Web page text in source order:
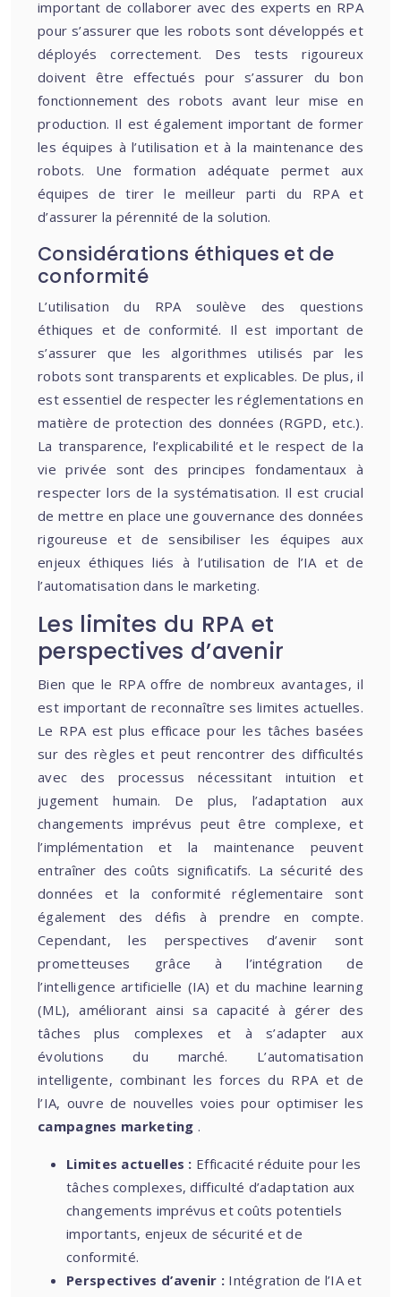
important de collaborer avec des experts en RPA
pour s’assurer que les robots sont développés et
déployés correctement. Des tests rigoureux
doivent être effectués pour s’assurer du bon
fonctionnement des robots avant leur mise en
production. Il est également important de former
les équipes à l’utilisation et à la maintenance des
robots. Une formation adéquate permet aux
équipes de tirer le meilleur parti du RPA et
d’assurer la pérennité de la solution.
Considérations éthiques et de
conformité
L’utilisation du RPA soulève des questions
éthiques et de conformité. Il est important de
s’assurer que les algorithmes utilisés par les
robots sont transparents et explicables. De plus, il
est essentiel de respecter les réglementations en
matière de protection des données (RGPD, etc.).
La transparence, l’explicabilité et le respect de la
vie privée sont des principes fondamentaux à
respecter lors de la systématisation. Il est crucial
de mettre en place une gouvernance des données
rigoureuse et de sensibiliser les équipes aux
enjeux éthiques liés à l’utilisation de l’IA et de
l’automatisation dans le marketing.
Les limites du RPA et
perspectives d’avenir
Bien que le RPA offre de nombreux avantages, il
est important de reconnaître ses limites actuelles.
Le RPA est plus efficace pour les tâches basées
sur des règles et peut rencontrer des difficultés
avec des processus nécessitant intuition et
jugement humain. De plus, l’adaptation aux
changements imprévus peut être complexe, et
l’implémentation et la maintenance peuvent
entraîner des coûts significatifs. La sécurité des
données et la conformité réglementaire sont
également des défis à prendre en compte.
Cependant, les perspectives d’avenir sont
prometteuses grâce à l’intégration de
l’intelligence artificielle (IA) et du machine learning
(ML), améliorant ainsi sa capacité à gérer des
tâches plus complexes et à s’adapter aux
évolutions du marché. L’automatisation
intelligente, combinant les forces du RPA et de
l’IA, ouvre de nouvelles voies pour optimiser les
campagnes marketing .
Limites actuelles : Efficacité réduite pour les
tâches complexes, difficulté d’adaptation aux
changements imprévus et coûts potentiels
importants, enjeux de sécurité et de
conformité.
Perspectives d’avenir : Intégration de l’IA et